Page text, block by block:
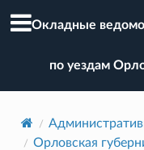
Окладные
по уездам
Орловская